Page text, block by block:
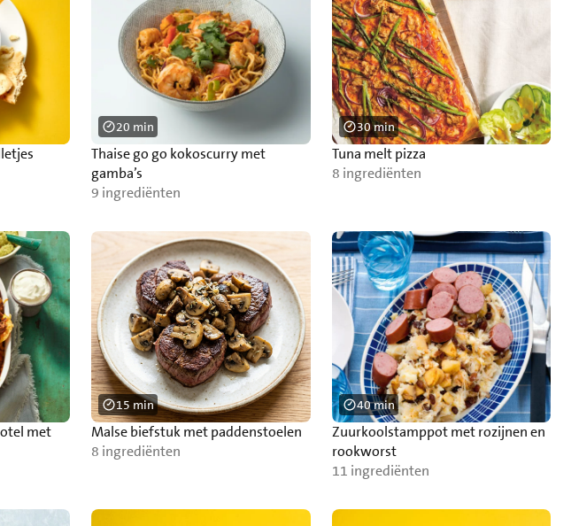
Thaise go go kokoscurry met
gamba’s
9 ingrediënten
20 min
Tuna melt pizza
8 ingrediënten
30 min
met
Malse biefstuk met paddenstoelen
8 ingrediënten
15 min
Zuurkoolstamppot met rozijnen en
rookworst
11 ingrediënten
40 min